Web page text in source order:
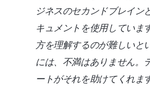
ジネスのセカンドブレイン
キュメントを使用していま
方を理解するのが難しいと
には、不満はありません。
ートがそれを助けてくれま